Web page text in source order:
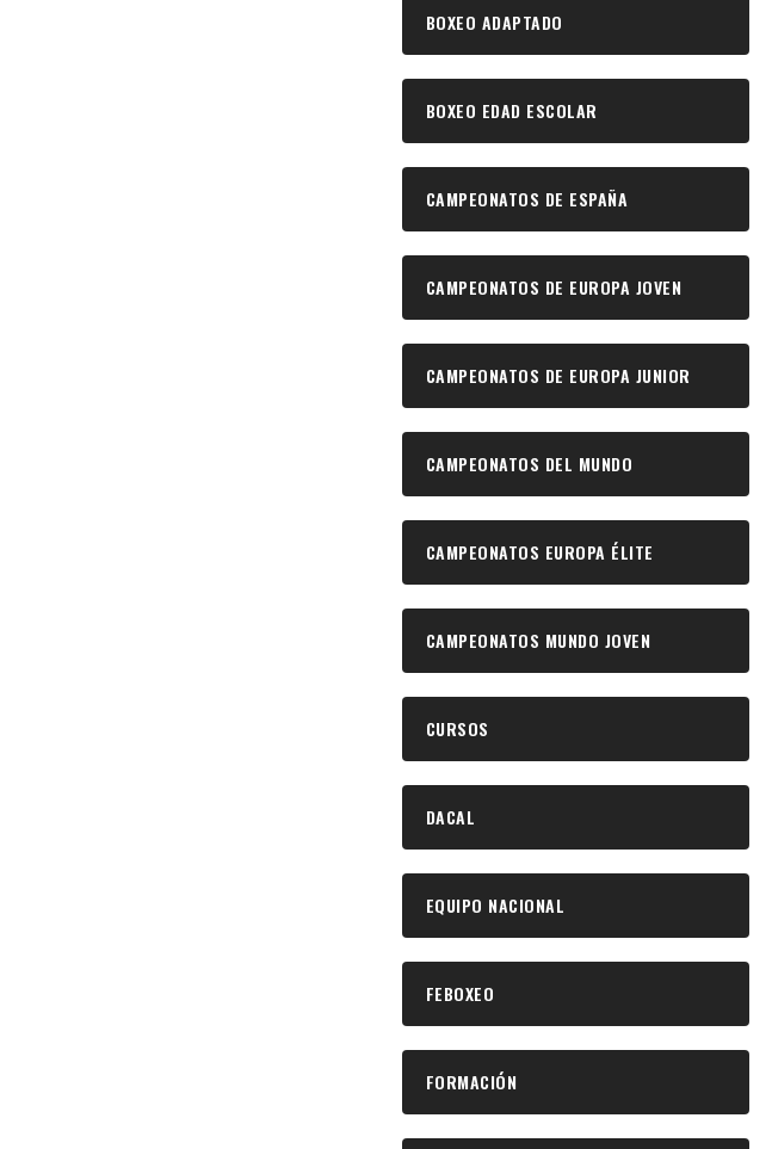
BOXEO ADAPTADO
BOXEO EDAD ESCOLAR
CAMPEONATOS DE ESPAÑA
CAMPEONATOS DE EUROPA JOVEN
CAMPEONATOS DE EUROPA JUNIOR
CAMPEONATOS DEL MUNDO
CAMPEONATOS EUROPA ÉLITE
CAMPEONATOS MUNDO JOVEN
CURSOS
DACAL
EQUIPO NACIONAL
FEBOXEO
FORMACIÓN